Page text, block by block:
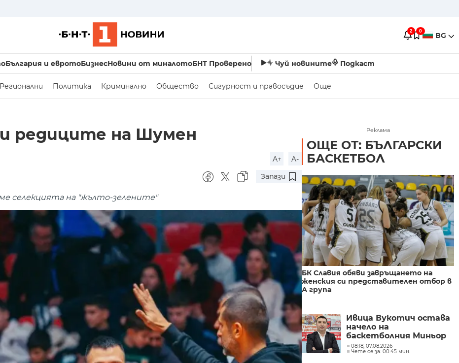
2 0 BG
България и евротоБизнесНовини от миналотоБНТ Проверено Чуй новините Подкаст
Регионални Политика Криминално Общество Сигурност и правосъдие Още
редиците на Шумен
A+
A-
Запази
селекцията на "жълто-зелените"
Реклама
ОЩЕ ОТ: БЪЛГАРСКИ
БАСКЕТБОЛ
БК Славия обяви завръщането на
женския си представителен отбор в
А група
Ивица Вукотич остава
начело на
баскетболния Миньор
2015
08:18, 07.08.2026
Чете се за: 00:45 мин.